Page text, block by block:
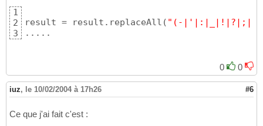
1
2
3
result = result.replaceAll ( "(-
.....
0 0
iuz, le 10/02/2004 à 17h26 #6
Ce que j'ai fait c'est :